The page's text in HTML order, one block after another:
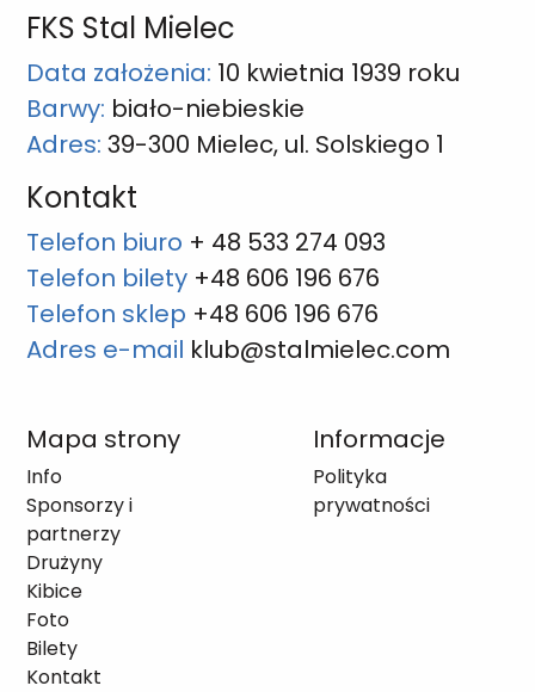
FKS Stal Mielec
Data założenia: 10 kwietnia 1939 roku
Barwy: biało-niebieskie
Adres: 39-300 Mielec, ul. Solskiego 1
Kontakt
Telefon biuro + 48 533 274 093
Telefon bilety +48 606 196 676
Telefon sklep +48 606 196 676
Adres e-mail klub@stalmielec.com
Mapa strony
Info
Sponsorzy i
partnerzy
Drużyny
Kibice
Foto
Bilety
Kontakt
Informacje
Polityka
prywatności